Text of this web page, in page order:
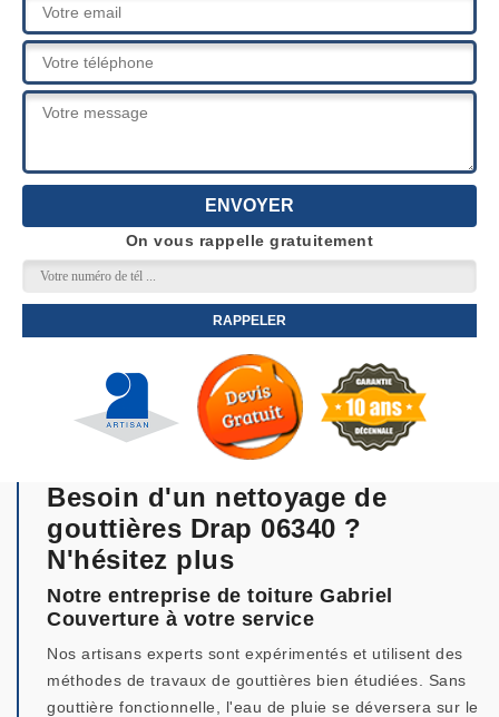
On vous rappelle gratuitement
Besoin d'un nettoyage de
gouttières Drap 06340 ?
N'hésitez plus
Notre entreprise de toiture Gabriel
Couverture à votre service
Nos artisans experts sont expérimentés et utilisent des
méthodes de travaux de gouttières bien étudiées. Sans
gouttière fonctionnelle, l'eau de pluie se déversera sur le